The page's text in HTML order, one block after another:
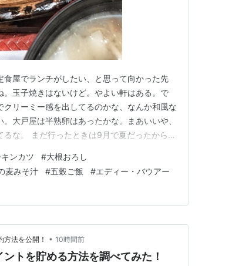
屋でランチがしたい、と思って向かった先
玉子焼きはないけど。やよい軒はある。で
リーミー感を出してるのかな、なんか和風な
大戸屋は半熟卵はあったかな。まあいいや、
な。 まだ行ったときは9月で夏だったから
です。独特の苦味成分のひとつ「モモルディ
言われ、食欲が落ちや…
ンカツ #大根おろし
麦みそ汁 #五穀ご飯 #エディー・バウアー
法を公開！ • 10時間前
トを貯める方法を調べてみた！